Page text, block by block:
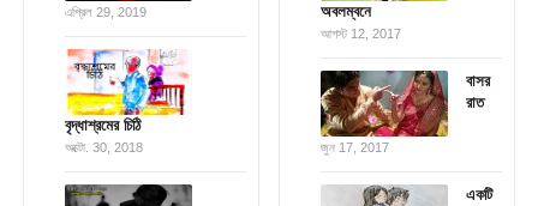
এপ্রিল 29, 2019
বৃদ্ধাশ্রমের চিঠি
অক্টো. 30, 2018
অবলম্বনে
আগস্ট 12, 2017
বাসর
রাত
জুন 17, 2017
একটি